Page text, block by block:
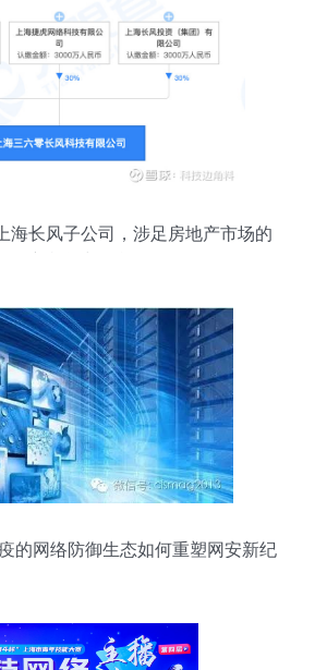
海长风子公司，涉足房地产市场的
的网络防御生态如何重塑网安新纪